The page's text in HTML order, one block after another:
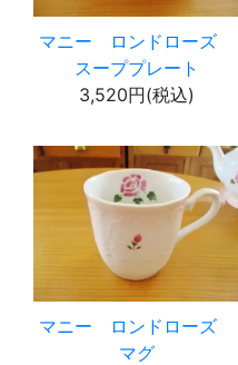
マニー ロンドローズ
スーププレート
3,520円(税込)
マニー ロンドローズ
マグ